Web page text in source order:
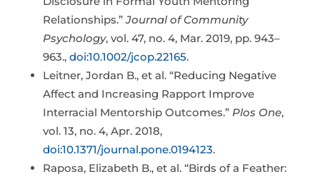
Relationships.”Journal of Community
Psychology, vol. 47, no. 4, Mar. 2019, pp. 943–
963., doi:10.1002/jcop.22165.
Leitner, Jordan B., et al. “Reducing Negative
Affect and Increasing Rapport Improve
Interracial Mentorship Outcomes.” Plos One,
vol. 13, no. 4, Apr. 2018,
doi:10.1371/journal.pone.0194123.
Raposa, Elizabeth B., et al. “Birds of a Feather: